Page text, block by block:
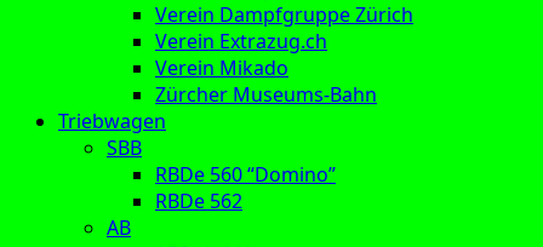
Verein Dampfgruppe Zürich
Verein Extrazug.ch
Verein Mikado
Zürcher Museums-Bahn
Triebwagen
SBB
RBDe 560 “Domino”
RBDe 562
AB